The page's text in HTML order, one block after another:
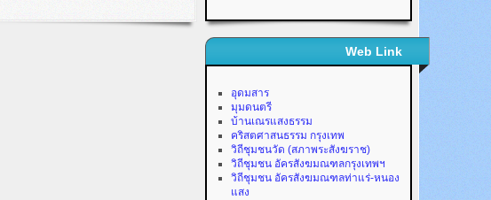
Web Link
อุดมสาร
มุมดนตรี
บ้านเณรแสงธรรม
คริสตศาสนธรรม กรุงเทพ
วิถีชุมชนวัด (สภาพระสังฆราช)
วิถีชุมชน อัครสังฆมณฑลกรุงเทพฯ
วิถีชุมชน อัครสังฆมณฑลท่าแร่-หนอง
แสง